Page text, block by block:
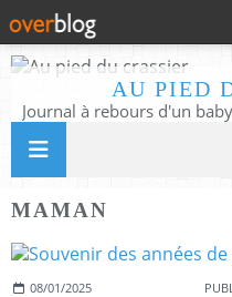
AU PIED
MAMAN
08/01/2025